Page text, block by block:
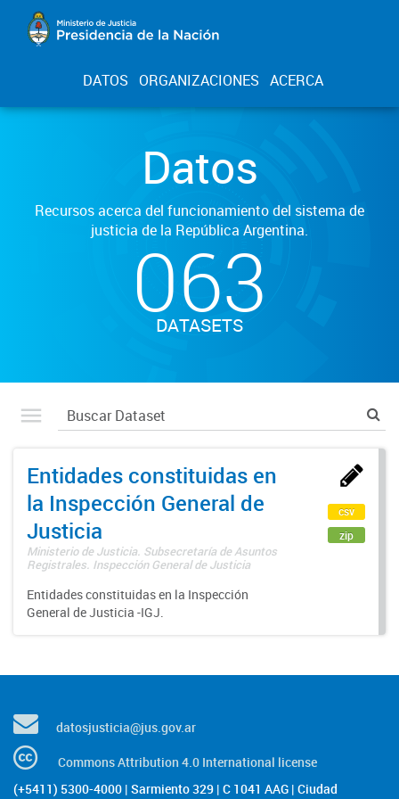
DATOS ORGANIZACIONES ACERCA
Datos
Recursos acerca del funcionamiento del sistema de
justicia de la República Argentina.
063
DATASETS
Entidades constituidas en
la Inspección General de
Justicia
Ministerio de Justicia. Subsecretaría de Asuntos
Registrales. Inspección General de Justicia
Entidades constituidas en la Inspección
General de Justicia -IGJ.
csv
zip
datosjusticia@jus.gov.ar
Commons Attribution 4.0 International license
(+5411) 5300-4000 | Sarmiento 329 | C 1041 AAG | Ciudad